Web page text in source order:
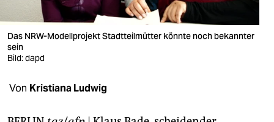
verlag
verlag
veranstaltungen
Das NRW-Modellprojekt Stadtteilmütter könnte noch bekannter
sein
Bild: dapd
Von Kristiana Ludwig